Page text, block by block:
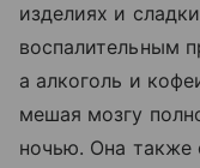
изделиях и
воспалительным
а алкоголь и
мешая мозгу
ночью. Она также